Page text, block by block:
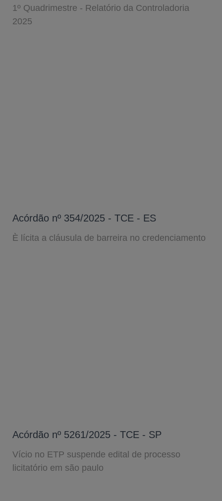
1º Quadrimestre - Relatório da Controladoria
2025
Acórdão nº 354/2025 - TCE - ES
È lícita a cláusula de barreira no credenciamento
Acórdão nº 5261/2025 - TCE - SP
Vício no ETP suspende edital de processo
licitatório em são paulo